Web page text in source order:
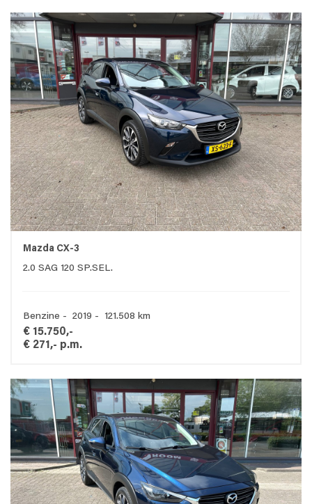
Mazda CX-3
2.0 SAG 120 SP.SEL.
Benzine - 2019 - 121.508 km
€ 15.750,-
€ 271,- p.m.